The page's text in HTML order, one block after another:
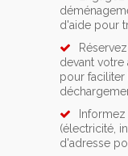
d'aide pour
devant
pour
(électricité,
d'adresse